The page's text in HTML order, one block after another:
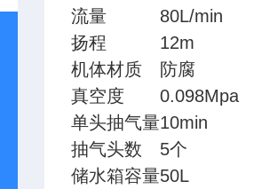
流量
80L/min
扬程
12m
机体材质
防腐
真空度
0.098Mpa
单头抽气量10min
抽气头数
5个
储水箱容量50L